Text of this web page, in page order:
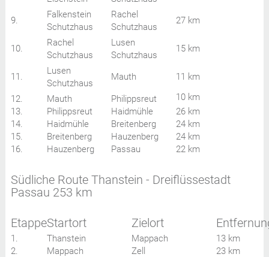
9.
Falkenstein
Schutzhaus
Rachel
Schutzhaus
27 km
10.
Rachel
Schutzhaus
Lusen
Schutzhaus
15 km
11.
Lusen
Schutzhaus
Mauth 11 km
12. Mauth Philippsreut
10 km
13.
Philippsreut Haidmühle
26 km
14.
Haidmühle Breitenberg
24 km
15.
Breitenberg Hauzenberg
24 km
16.
Hauzenberg Passau 22 km
Südliche Route Thanstein - Dreiflüssestadt
Passau 253 km
EtappeStartort Zielort
1. Thanstein Mappach
13 km
2.
Mappach Zell
23 km